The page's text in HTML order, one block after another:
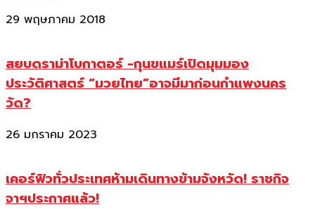
29 พฤษภาคม 2018
สยบดราม่าโบกาตอร์ -กุนขแมร์เปิดมุมมอง
ประวัติศาสตร์ “มวยไทย”อาจมีมาก่อนกำแพงนคร
วัด?
26 มกราคม 2023
เคอร์ฟิวทั่วประเทศห้ามเดินทางข้ามจังหวัด! ราชกิจ
จาฯประกาศแล้ว!